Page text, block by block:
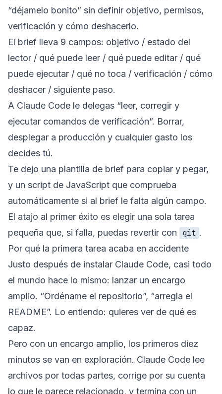
“déjamelo bonito” sin definir objetivo, permisos,
verificación y cómo deshacerlo.
El brief lleva 9 campos: objetivo / estado del
lector / qué puede leer / qué puede editar / qué
puede ejecutar / qué no toca / verificación / cómo
deshacer / siguiente paso.
A Claude Code le delegas “leer, corregir y
ejecutar comandos de verificación”. Borrar,
desplegar a producción y cualquier gasto los
decides tú.
Te dejo una plantilla de brief para copiar y pegar,
y un script de JavaScript que comprueba
automáticamente si al brief le falta algún campo.
El atajo al primer éxito es elegir una sola tarea
pequeña que, si falla, puedas revertir con
git .
Por qué la primera tarea acaba en accidente
Justo después de instalar Claude Code, casi todo
el mundo hace lo mismo: lanzar un encargo
amplio. “Ordéname el repositorio”, “arregla el
README”. Lo entiendo: quieres ver de qué es
capaz.
Pero con un encargo amplio, los primeros diez
minutos se van en exploración. Claude Code lee
archivos por todas partes, corrige por su cuenta
lo que le parece relacionado, y termina con un